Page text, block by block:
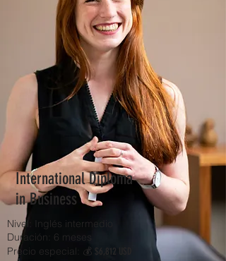
International Diploma
in Business
Nivel: Inglés intermedio
Duración: 6 meses
Precio especial: 💰 $6,812 USD